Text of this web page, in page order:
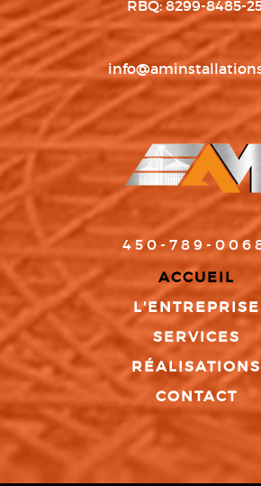
RBQ: 8299-8485-
450-789-
ACCUEIL
L'ENTREPRISE
SERVICES
RÉALISATIONS
CONTACT